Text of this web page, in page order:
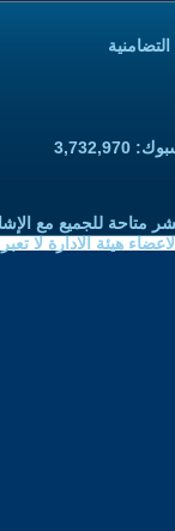
متاحة للجميع مع
هيئة الادارة لا